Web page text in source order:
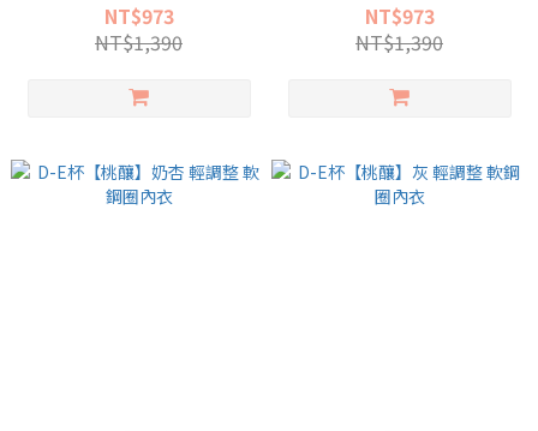
NT$973
NT$1,390
NT$973
NT$1,390